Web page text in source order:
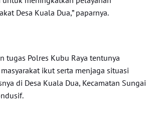
Desa Kuala Dua,” paparnya.
tugas Polres Kubu Raya tentunya
ikut serta menjaga situasi
di Desa Kuala Dua, Kecamatan Sungai